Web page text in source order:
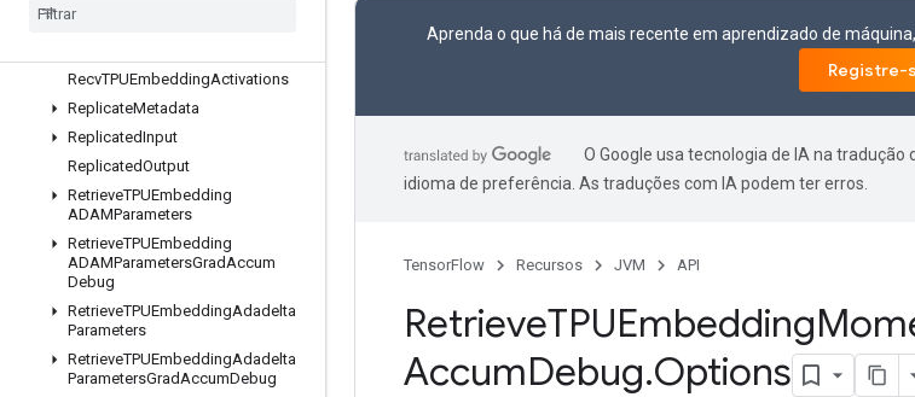
Prelinearize
RecvTPUEmbeddingActivations
ReplicateMetadata
ReplicatedInput
ReplicatedOutput
RetrieveTPUEmbedding
ADAMParameters
RetrieveTPUEmbedding
ADAMParametersGradAccum
Debug
RetrieveTPUEmbeddingAdadelta
Parameters
RetrieveTPUEmbeddingAdadelta
ParametersGradAccumDebug
Aprenda o que há de mais recente em aprendizado de
Registre-
O Google usa tecnologia de IA na tradução
idioma de preferência. As traduções com IA podem ter erros.
TensorFlow Recursos JVM API
RetrieveTPUEmbedding
AccumDebug.Options